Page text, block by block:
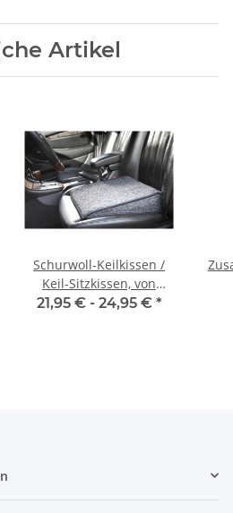
Artikel
Schurwoll-Keilkissen /
Keil-Sitzkissen, von
Orthopäden empfohlen
21,95 € - 24,95 € *